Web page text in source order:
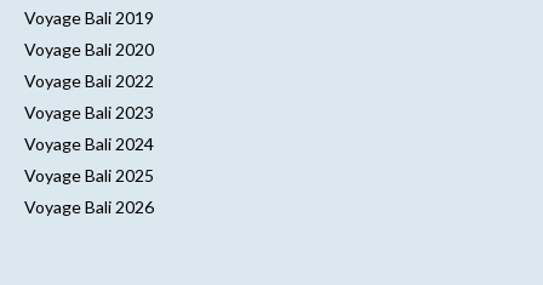
Voyage Bali 2019
Voyage Bali 2020
Voyage Bali 2022
Voyage Bali 2023
Voyage Bali 2024
Voyage Bali 2025
Voyage Bali 2026